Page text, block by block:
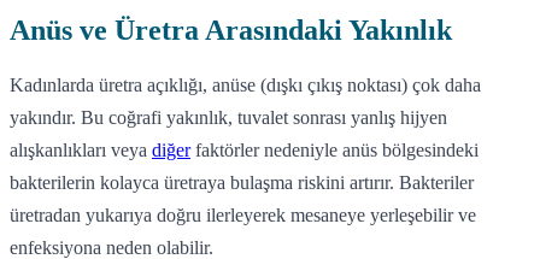
Anüs ve Üretra Arasındaki Yakınlık
Kadınlarda üretra açıklığı, anüse (dışkı çıkış noktası) çok daha
yakındır. Bu coğrafi yakınlık, tuvalet sonrası yanlış hijyen
alışkanlıkları veya diğerfaktörler nedeniyle anüs bölgesindeki
bakterilerin kolayca üretraya bulaşma riskini artırır. Bakteriler
üretradan yukarıya doğru ilerleyerek mesaneye yerleşebilir ve
enfeksiyona neden olabilir.